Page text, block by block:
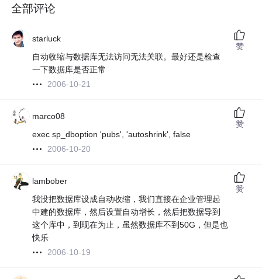
全部评论
starluck
自动收缩与数据库无法访问无法关联。最好还是检查
一下数据库是否正常
2006-10-21
赞
marco08
exec sp_dboption 'pubs', 'autoshrink', false
2006-10-20
赞
lambober
我没把数据库设成自动收缩，我们直接在企业管理起
中建的数据库，然后设置自动增长，然后把数据导到
这个库中，到现在为止，虽然数据库不到50G，但是也
快乐
2006-10-19
赞